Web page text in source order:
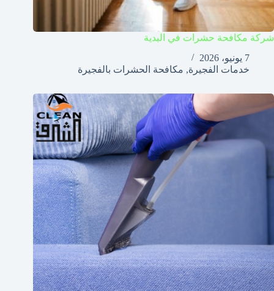
شركة مكافحة حشرات في البدية
7 يونيو، 2026
خدمات الفجيرة, مكافحة الحشرات بالفجيرة